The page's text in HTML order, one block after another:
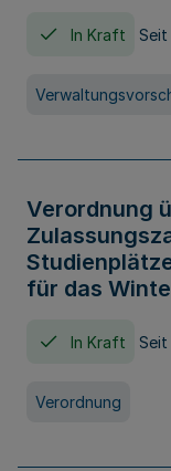
In Kraft
Verordnung
für das
In Kraft Seit
Verordnung